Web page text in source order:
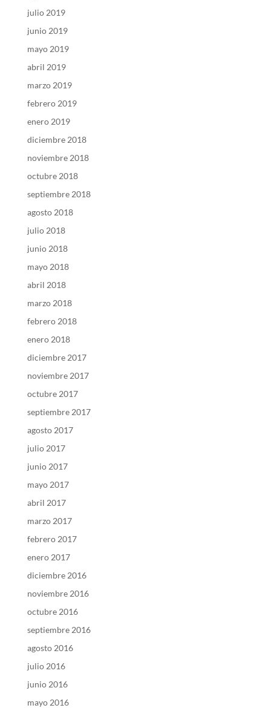
julio 2019
junio 2019
mayo 2019
abril 2019
marzo 2019
febrero 2019
enero 2019
diciembre 2018
noviembre 2018
octubre 2018
septiembre 2018
agosto 2018
julio 2018
junio 2018
mayo 2018
abril 2018
marzo 2018
febrero 2018
enero 2018
diciembre 2017
noviembre 2017
octubre 2017
septiembre 2017
agosto 2017
julio 2017
junio 2017
mayo 2017
abril 2017
marzo 2017
febrero 2017
enero 2017
diciembre 2016
noviembre 2016
octubre 2016
septiembre 2016
agosto 2016
julio 2016
junio 2016
mayo 2016